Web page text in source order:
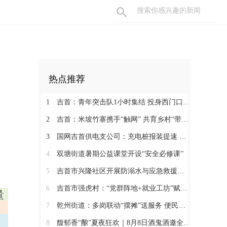
热点推荐
1 吉首：青年突击队1小时集结 投身西门口村清淤一线
2 吉首：米坡竹寨携手“触网” 共育乡村“带货主播”
3 国网吉首供电支公司：充电桩报装提速 护航绿色安全出行
4 双塘街道暑期公益课堂开设“安全必修课”
5 吉首市兴隆社区开展防溺水与应急救援知识培训
6 吉首市强虎村：“党群阵地+就业工坊”赋能乡村振兴
7 乾州街道：多岗联动“摆摊”送服务 便民宣传暖人心
8 馥郁香“酿”夏夜狂欢｜8月8日酒鬼酒邀全城“燃”爆湘西主场夜